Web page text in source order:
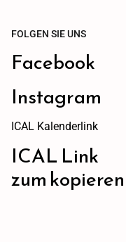
FOLGEN SIE UNS
Facebook
Instagram
ICAL Kalenderlink
ICAL Link
zum kopieren